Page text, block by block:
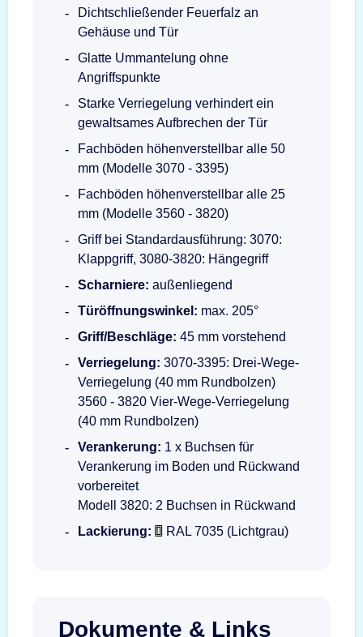
Dichtschließender Feuerfalz an
Gehäuse und Tür
Glatte Ummantelung ohne
Angriffspunkte
Starke Verriegelung verhindert ein
gewaltsames Aufbrechen der Tür
Fachböden höhenverstellbar alle 50
mm (Modelle 3070 - 3395)
Fachböden höhenverstellbar alle 25
mm (Modelle 3560 - 3820)
Griff bei Standardausführung: 3070:
Klappgriff, 3080-3820: Hängegriff
Scharniere: außenliegend
Türöffnungswinkel: max. 205°
Griff/Beschläge: 45 mm vorstehend
Verriegelung: 3070-3395: Drei-Wege-
Verriegelung (40 mm Rundbolzen)
3560 - 3820 Vier-Wege-Verriegelung
(40 mm Rundbolzen)
Verankerung: 1 x Buchsen für
Verankerung im Boden und Rückwand
vorbereitet
Modell 3820: 2 Buchsen in Rückwand
Lackierung:
RAL 7035 (Lichtgrau)
Dokumente & Links